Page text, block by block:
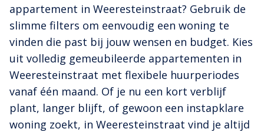
appartement in Weeresteinstraat? Gebruik de
slimme filters om eenvoudig een woning te
vinden die past bij jouw wensen en budget. Kies
uit volledig gemeubileerde appartementen in
Weeresteinstraat met flexibele huurperiodes
vanaf één maand. Of je nu een kort verblijf
plant, langer blijft, of gewoon een instapklare
woning zoekt, in Weeresteinstraat vind je altijd